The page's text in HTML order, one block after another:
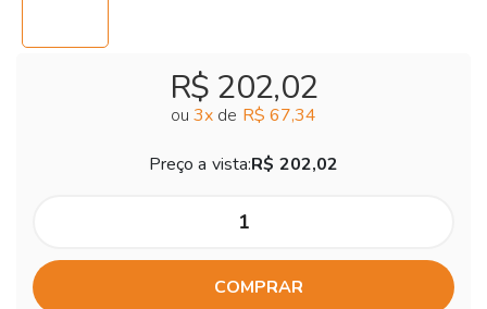
R$ 202,02
ou 3x de R$ 67,34
Preço a vista:R$ 202,02
COMPRAR